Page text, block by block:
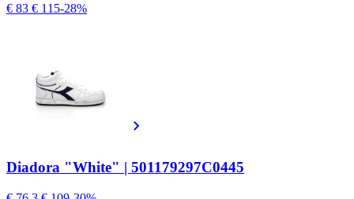
€ 83 € 115-28%
Diadora "White" | 501179297C0445